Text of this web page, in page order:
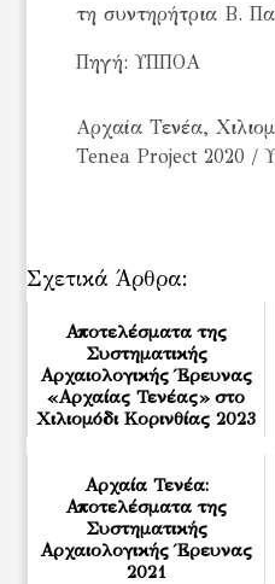
τη συντηρήτρια Β.
Πηγή: ΥΠΠΟΑ
Αρχαία Τενέα,
Tenea Project 2020 /
Σχετικά Άρθρα:
Αποτελέσματα της
Συστηματικής
Αρχαιολογικής Έρευνας
«Αρχαίας Τενέας» στο
Χιλιομόδι Κορινθίας 2023
Αρχαία Τενέα:
Αποτελέσματα της
Συστηματικής
Αρχαιολογικής Έρευνας
2021